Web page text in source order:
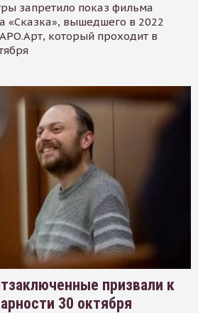
запретило показ фильма
«Сказка», вышедшего в 2022
который проходит в
призвали к
30 октября